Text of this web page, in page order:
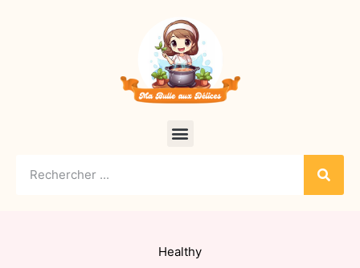
Healthy